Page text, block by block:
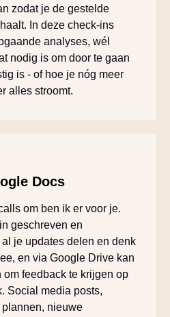
zodat je de gestelde
In deze check-ins
analyses, wél
nodig is om door te gaan
is - of hoe je nóg meer
alles stroomt.
Docs
om ben ik er voor je.
geschreven en
je updates delen en denk
en via Google Drive kan
om feedback te krijgen op
Social media posts,
nieuwe